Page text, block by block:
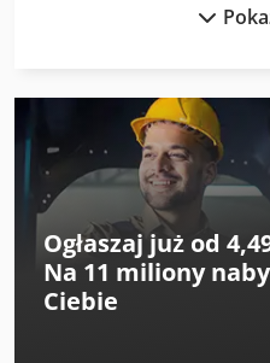
Linde L 10
Linde L 12
Linde L 14
Ogłaszaj już od
Na 11 miliony
Ciebie